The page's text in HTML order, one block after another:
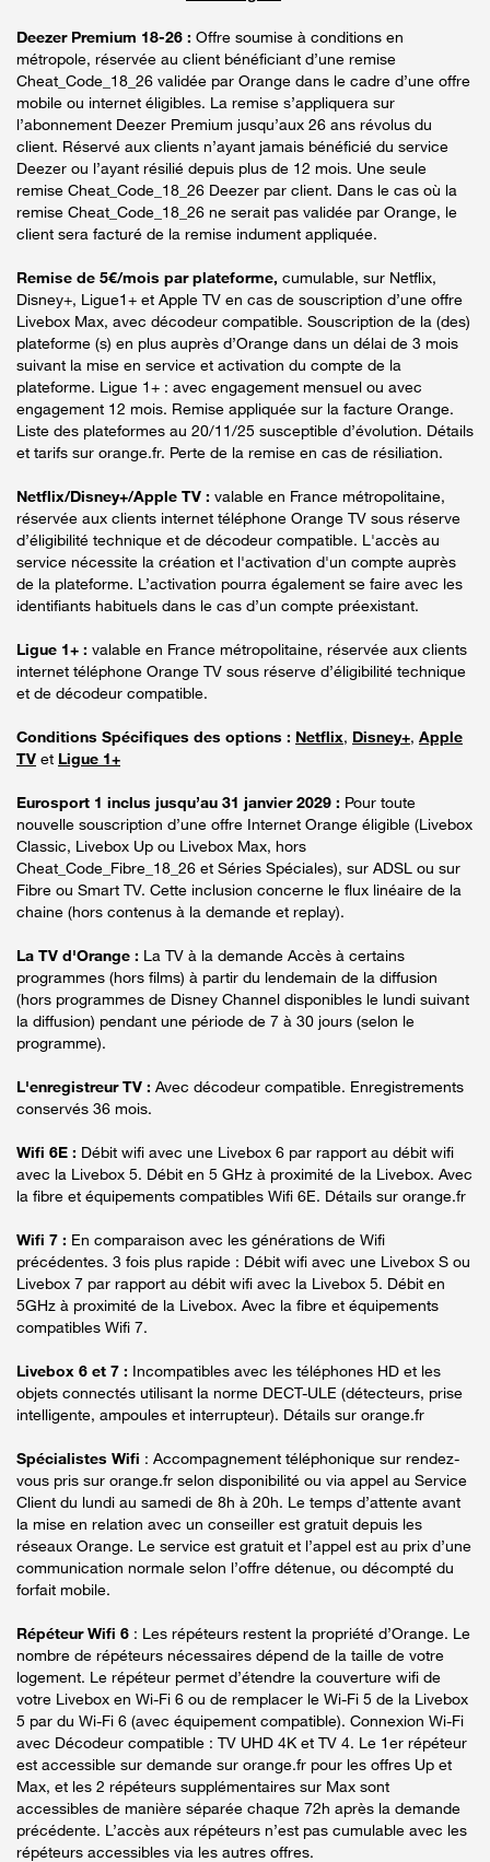
Deezer Premium 18-26 : Offre soumise à conditions en
métropole, réservée au client bénéficiant d’une remise
Cheat_Code_18_26 validée par Orange dans le cadre d’une offre
mobile ou internet éligibles. La remise s’appliquera sur
l’abonnement Deezer Premium jusqu’aux 26 ans révolus du
client. Réservé aux clients n’ayant jamais bénéficié du service
Deezer ou l’ayant résilié depuis plus de 12 mois. Une seule
remise Cheat_Code_18_26 Deezer par client. Dans le cas où la
remise Cheat_Code_18_26 ne serait pas validée par Orange, le
client sera facturé de la remise indument appliquée.
Remise de 5€/mois par plateforme, cumulable, sur Netflix,
Disney+, Ligue1+ et Apple TV en cas de souscription d’une offre
Livebox Max, avec décodeur compatible. Souscription de la (des)
plateforme (s) en plus auprès d’Orange dans un délai de 3 mois
suivant la mise en service et activation du compte de la
plateforme. Ligue 1+ : avec engagement mensuel ou avec
engagement 12 mois. Remise appliquée sur la facture Orange.
Liste des plateformes au 20/11/25 susceptible d’évolution. Détails
et tarifs sur orange.fr. Perte de la remise en cas de résiliation.
Netflix/Disney+/Apple TV : valable en France métropolitaine,
réservée aux clients internet téléphone Orange TV sous réserve
d’éligibilité technique et de décodeur compatible. L'accès au
service nécessite la création et l'activation d'un compte auprès
de la plateforme. L’activation pourra également se faire avec les
identifiants habituels dans le cas d’un compte préexistant.
Ligue 1+ : valable en France métropolitaine, réservée aux clients
internet téléphone Orange TV sous réserve d’éligibilité technique
et de décodeur compatible.
Conditions Spécifiques des options : Netflix, Disney+, Apple
TV et Ligue 1+
Eurosport 1 inclus jusqu’au 31 janvier 2029 : Pour toute
nouvelle souscription d’une offre Internet Orange éligible (Livebox
Classic, Livebox Up ou Livebox Max, hors
Cheat_Code_Fibre_18_26 et Séries Spéciales), sur ADSL ou sur
Fibre ou Smart TV. Cette inclusion concerne le flux linéaire de la
chaine (hors contenus à la demande et replay).
La TV d'Orange : La TV à la demande Accès à certains
programmes (hors films) à partir du lendemain de la diffusion
(hors programmes de Disney Channel disponibles le lundi suivant
la diffusion) pendant une période de 7 à 30 jours (selon le
programme).
L'enregistreur TV : Avec décodeur compatible. Enregistrements
conservés 36 mois.
Wifi 6E : Débit wifi avec une Livebox 6 par rapport au débit wifi
avec la Livebox 5. Débit en 5 GHz à proximité de la Livebox. Avec
la fibre et équipements compatibles Wifi 6E. Détails sur orange.fr
Wifi 7 : En comparaison avec les générations de Wifi
précédentes. 3 fois plus rapide : Débit wifi avec une Livebox S ou
Livebox 7 par rapport au débit wifi avec la Livebox 5. Débit en
5GHz à proximité de la Livebox. Avec la fibre et équipements
compatibles Wifi 7.
Livebox 6 et 7 : Incompatibles avec les téléphones HD et les
objets connectés utilisant la norme DECT-ULE (détecteurs, prise
intelligente, ampoules et interrupteur). Détails sur orange.fr
Spécialistes Wifi : Accompagnement téléphonique sur rendez-
vous pris sur orange.fr selon disponibilité ou via appel au Service
Client du lundi au samedi de 8h à 20h. Le temps d’attente avant
la mise en relation avec un conseiller est gratuit depuis les
réseaux Orange. Le service est gratuit et l’appel est au prix d’une
communication normale selon l’offre détenue, ou décompté du
forfait mobile.
Répéteur Wifi 6 : Les répéteurs restent la propriété d’Orange. Le
nombre de répéteurs nécessaires dépend de la taille de votre
logement. Le répéteur permet d’étendre la couverture wifi de
votre Livebox en Wi-Fi 6 ou de remplacer le Wi-Fi 5 de la Livebox
5 par du Wi-Fi 6 (avec équipement compatible). Connexion Wi-Fi
avec Décodeur compatible : TV UHD 4K et TV 4. Le 1er répéteur
est accessible sur demande sur orange.fr pour les offres Up et
Max, et les 2 répéteurs supplémentaires sur Max sont
accessibles de manière séparée chaque 72h après la demande
précédente. L’accès aux répéteurs n’est pas cumulable avec les
répéteurs accessibles via les autres offres.